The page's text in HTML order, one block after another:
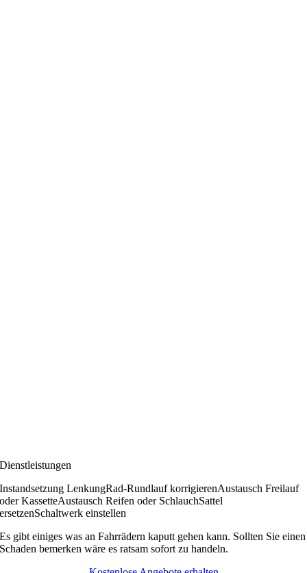
Dienstleistungen
Instandsetzung LenkungRad-Rundlauf korrigierenAustausch Freilauf
oder KassetteAustausch Reifen oder SchlauchSattel
ersetzenSchaltwerk einstellen
Es gibt einiges was an Fahrrädern kaputt gehen kann. Sollten Sie einen
Schaden bemerken wäre es ratsam sofort zu handeln.